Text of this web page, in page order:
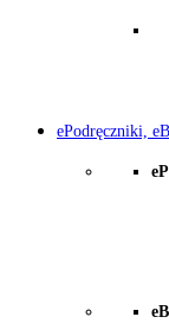
ePodręczniki,